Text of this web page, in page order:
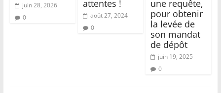
juin 28, 2026
0
attentes !
août 27, 2024
0
une requête,
pour obtenir
la levée de
son mandat
de dépôt
juin 19, 2025
0